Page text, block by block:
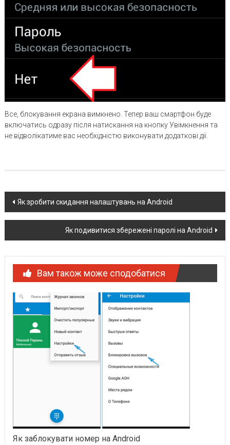
Все, блокування екрана вимкнено. Тепер ваш смартфон буде
включатись одразу після натискання на кнопку Увімкнення та
не відволікатиме вас необхідністю виконувати додаткові дії.
Post
navigation
Як зробити скидання налаштувань на Android
Як подивитися збережені паролі на Android
Вам також може сподобатися
Як заблокувати номер на Android